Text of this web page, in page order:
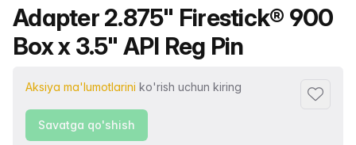
Mahsulot nomi
Adapter 2.875" Firestick® 900
Box x 3.5" API Reg Pin
Aksiya ma'lumotlarini ko'rish uchun kiring
Savatga qo'shish